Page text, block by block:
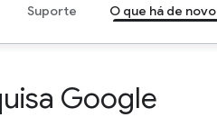
Suporte O que há de novo
Google